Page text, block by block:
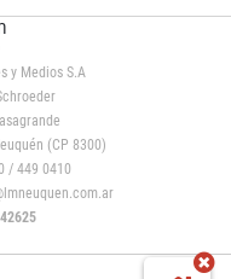
y Medios S.A
(CP 8300)
/ 449 0410